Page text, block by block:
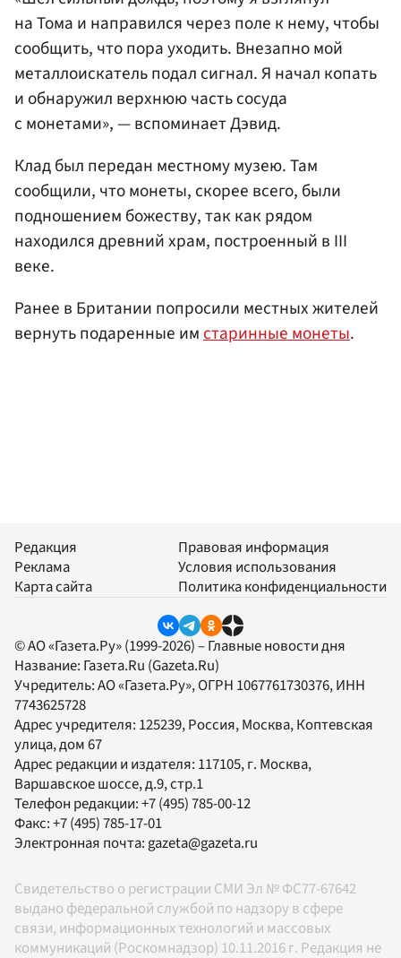
на Тома и направился через поле к нему, чтобы
сообщить, что пора уходить. Внезапно мой
металлоискатель подал сигнал. Я начал копать
и обнаружил верхнюю часть сосуда
с монетами», — вспоминает Дэвид.
Клад был передан местному музею. Там
сообщили, что монеты, скорее всего, были
подношением божеству, так как рядом
находился древний храм, построенный в III
веке.
Ранее в Британии попросили местных жителей
вернуть подаренные имстаринные монеты.
Редакция
Реклама
Карта сайта
Правовая информация
Условия использования
Политика конфиденциальности
© АО «Газета.Ру» (1999-2026) – Главные новости дня
Название: Газета.Ru (Gazeta.Ru)
Учредитель:АО «Газета.Ру», ОГРН 1067761730376, ИНН
7743625728
Адрес учредителя: 125239, Россия, Москва, Коптевская
улица, дом 67
Адрес редакции и издателя: 117105, г. Москва,
Варшавское шоссе, д.9, стр.1
Телефон редакции:+7 (495) 785-00-12
Факс:+7 (495) 785-17-01
Электронная почта:gazeta@gazeta.ru
Свидетельство о регистрации СМИ Эл № ФС77-67642
выдано федеральной службой по надзору в сфере
связи, информационных технологий и массовых
коммуникаций (Роскомнадзор) 10.11.2016 г. Редакция не